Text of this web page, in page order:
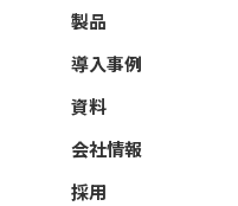
製品
導入事例
資料
会社情報
採用